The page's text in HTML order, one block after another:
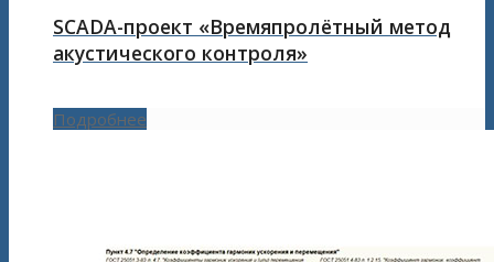
SCADA-проект «Времяпролётный метод
акустического контроля»
Подробнее